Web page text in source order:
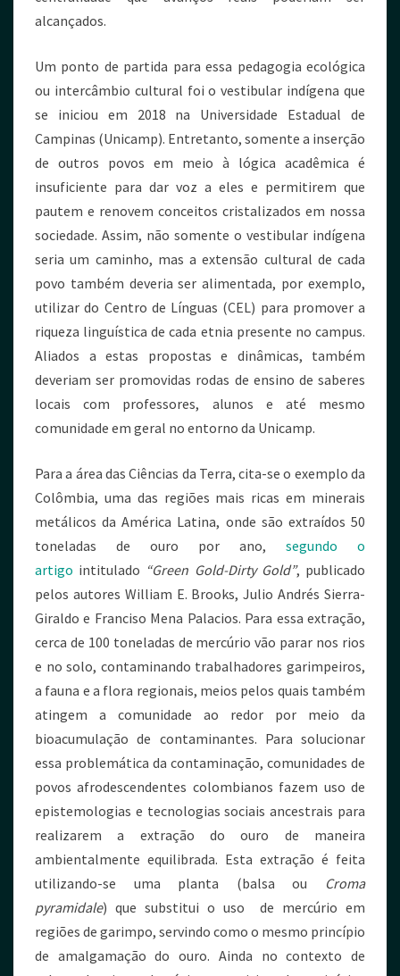
alcançados.
Um ponto de partida para essa pedagogia ecológica
ou intercâmbio cultural foi o vestibular indígena que
se iniciou em 2018 na Universidade Estadual de
Campinas (Unicamp). Entretanto, somente a inserção
de outros povos em meio à lógica acadêmica é
insuficiente para dar voz a eles e permitirem que
pautem e renovem conceitos cristalizados em nossa
sociedade. Assim, não somente o vestibular indígena
seria um caminho, mas a extensão cultural de cada
povo também deveria ser alimentada, por exemplo,
utilizar do Centro de Línguas (CEL) para promover a
riqueza linguística de cada etnia presente no campus.
Aliados a estas propostas e dinâmicas, também
deveriam ser promovidas rodas de ensino de saberes
locais com professores, alunos e até mesmo
comunidade em geral no entorno da Unicamp.
Para a área das Ciências da Terra, cita-se o exemplo da
Colômbia, uma das regiões mais ricas em minerais
metálicos da América Latina, onde são extraídos 50
toneladas de ouro por ano, segundo o
artigo intitulado “Green Gold-Dirty Gold”, publicado
pelos autores William E. Brooks, Julio Andrés Sierra-
Giraldo e Franciso Mena Palacios. Para essa extração,
cerca de 100 toneladas de mercúrio vão parar nos rios
e no solo, contaminando trabalhadores garimpeiros,
a fauna e a flora regionais, meios pelos quais também
atingem a comunidade ao redor por meio da
bioacumulação de contaminantes. Para solucionar
essa problemática da contaminação, comunidades de
povos afrodescendentes colombianos fazem uso de
epistemologias e tecnologias sociais ancestrais para
realizarem a extração do ouro de maneira
ambientalmente equilibrada. Esta extração é feita
utilizando-se uma planta (balsa ou Croma
pyramidale) que substitui o uso de mercúrio em
regiões de garimpo, servindo como o mesmo princípio
de amalgamação do ouro. Ainda no contexto de